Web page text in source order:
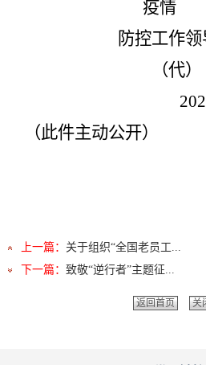
疫情
防控工作
（代）
（此件主动公开）
上一篇： 关于组织“全国老员工...
下一篇： 致敬“逆行者”主题征...
返回首页 关